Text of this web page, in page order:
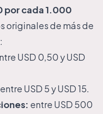
por cada 1.000
originales de más de
USD 0,50 y USD
entre USD 5 y USD 15.
entre USD 500